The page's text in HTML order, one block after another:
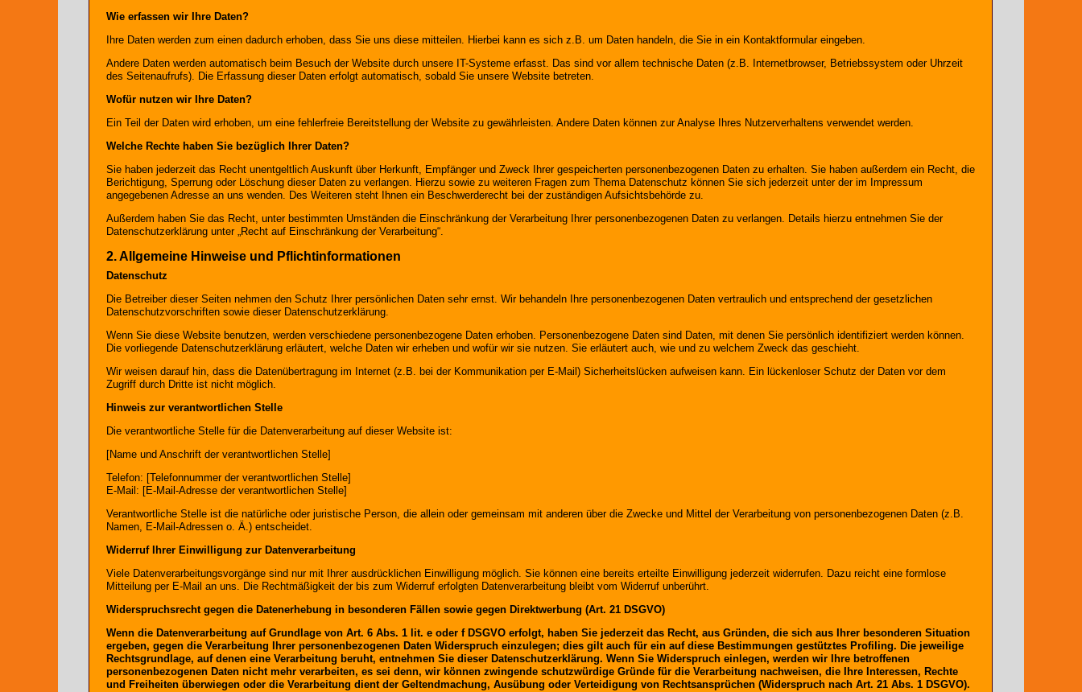
Wie erfassen wir Ihre Daten?
Ihre Daten werden zum einen dadurch erhoben, dass Sie uns diese mitteilen. Hierbei kann es sich z.B. um Daten handeln, die Sie in ein Kontaktformular eingeben.
Andere Daten werden automatisch beim Besuch der Website durch unsere IT-Systeme erfasst. Das sind vor allem technische Daten (z.B. Internetbrowser, Betriebssystem oder Uhrzeit
des Seitenaufrufs). Die Erfassung dieser Daten erfolgt automatisch, sobald Sie unsere Website betreten.
Wofür nutzen wir Ihre Daten?
Ein Teil der Daten wird erhoben, um eine fehlerfreie Bereitstellung der Website zu gewährleisten. Andere Daten können zur Analyse Ihres Nutzerverhaltens verwendet werden.
Welche Rechte haben Sie bezüglich Ihrer Daten?
Sie haben jederzeit das Recht unentgeltlich Auskunft über Herkunft, Empfänger und Zweck Ihrer gespeicherten personenbezogenen Daten zu erhalten. Sie haben außerdem ein Recht, die
Berichtigung, Sperrung oder Löschung dieser Daten zu verlangen. Hierzu sowie zu weiteren Fragen zum Thema Datenschutz können Sie sich jederzeit unter der im Impressum
angegebenen Adresse an uns wenden. Des Weiteren steht Ihnen ein Beschwerderecht bei der zuständigen Aufsichtsbehörde zu.
Außerdem haben Sie das Recht, unter bestimmten Umständen die Einschränkung der Verarbeitung Ihrer personenbezogenen Daten zu verlangen. Details hierzu entnehmen Sie der
Datenschutzerklärung unter „Recht auf Einschränkung der Verarbeitung“.
2. Allgemeine Hinweise und Pflichtinformationen
Datenschutz
Die Betreiber dieser Seiten nehmen den Schutz Ihrer persönlichen Daten sehr ernst. Wir behandeln Ihre personenbezogenen Daten vertraulich und entsprechend der gesetzlichen
Datenschutzvorschriften sowie dieser Datenschutzerklärung.
Wenn Sie diese Website benutzen, werden verschiedene personenbezogene Daten erhoben. Personenbezogene Daten sind Daten, mit denen Sie persönlich identifiziert werden können.
Die vorliegende Datenschutzerklärung erläutert, welche Daten wir erheben und wofür wir sie nutzen. Sie erläutert auch, wie und zu welchem Zweck das geschieht.
Wir weisen darauf hin, dass die Datenübertragung im Internet (z.B. bei der Kommunikation per E-Mail) Sicherheitslücken aufweisen kann. Ein lückenloser Schutz der Daten vor dem
Zugriff durch Dritte ist nicht möglich.
Hinweis zur verantwortlichen Stelle
Die verantwortliche Stelle für die Datenverarbeitung auf dieser Website ist:
[Name und Anschrift der verantwortlichen Stelle]
Telefon: [Telefonnummer der verantwortlichen Stelle]
E-Mail: [E-Mail-Adresse der verantwortlichen Stelle]
Verantwortliche Stelle ist die natürliche oder juristische Person, die allein oder gemeinsam mit anderen über die Zwecke und Mittel der Verarbeitung von personenbezogenen Daten (z.B.
Namen, E-Mail-Adressen o. Ä.) entscheidet.
Widerruf Ihrer Einwilligung zur Datenverarbeitung
Viele Datenverarbeitungsvorgänge sind nur mit Ihrer ausdrücklichen Einwilligung möglich. Sie können eine bereits erteilte Einwilligung jederzeit widerrufen. Dazu reicht eine formlose
Mitteilung per E-Mail an uns. Die Rechtmäßigkeit der bis zum Widerruf erfolgten Datenverarbeitung bleibt vom Widerruf unberührt.
Widerspruchsrecht gegen die Datenerhebung in besonderen Fällen sowie gegen Direktwerbung (Art. 21 DSGVO)
Wenn die Datenverarbeitung auf Grundlage von Art. 6 Abs. 1 lit. e oder f DSGVO erfolgt, haben Sie jederzeit das Recht, aus Gründen, die sich aus Ihrer besonderen Situation
ergeben, gegen die Verarbeitung Ihrer personenbezogenen Daten Widerspruch einzulegen; dies gilt auch für ein auf diese Bestimmungen gestütztes Profiling. Die jeweilige
Rechtsgrundlage, auf denen eine Verarbeitung beruht, entnehmen Sie dieser Datenschutzerklärung. Wenn Sie Widerspruch einlegen, werden wir Ihre betroffenen
personenbezogenen Daten nicht mehr verarbeiten, es sei denn, wir können zwingende schutzwürdige Gründe für die Verarbeitung nachweisen, die Ihre Interessen, Rechte
und Freiheiten überwiegen oder die Verarbeitung dient der Geltendmachung, Ausübung oder Verteidigung von Rechtsansprüchen (Widerspruch nach Art. 21 Abs. 1 DSGVO).